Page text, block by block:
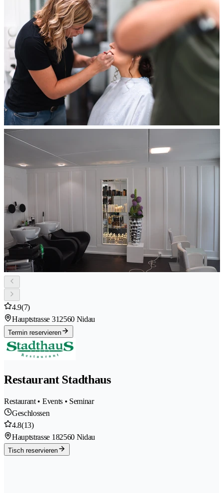
4.9(7)
Hauptstrasse 312560 Nidau
Termin reservieren
Restaurant Stadthaus
Restaurant • Events • Seminar
Geschlossen
4.8(13)
Hauptstrasse 182560 Nidau
Tisch reservieren